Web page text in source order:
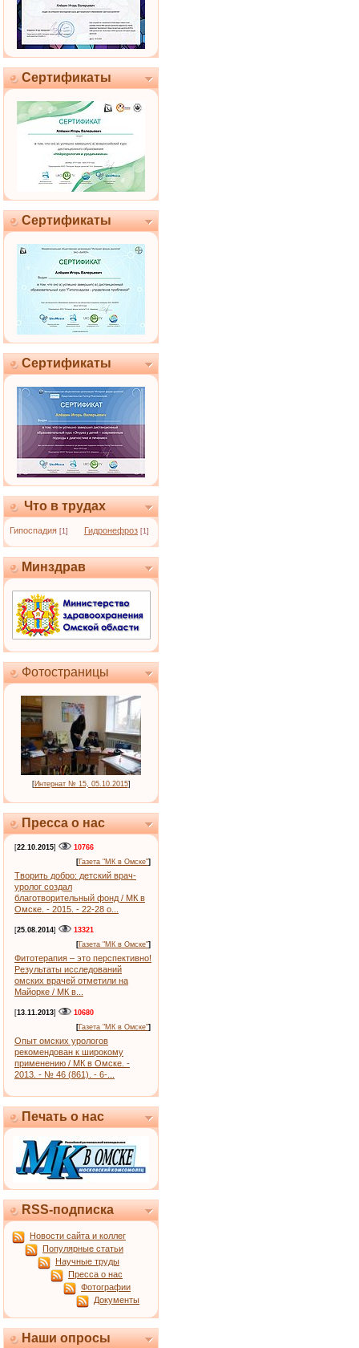
Сертификаты
Сертификаты
Сертификаты
Что в трудах
Гипоспадия [1] Гидронефроз [1]
Минздрав
Фотостраницы
[Интернат № 15, 05.10.2015]
Пресса о нас
[22.10.2015]
10766
[Газета "МК в Омске"]
Творить добро: детский врач-
уролог создал
благотворительный фонд / МК в
Омске. - 2015. - 22-28 о...
[25.08.2014]
13321
[Газета "МК в Омске"]
Фитотерапия – это перспективно!
Результаты исследований
омских врачей отметили на
Майорке / МК в...
[13.11.2013]
10680
[Газета "МК в Омске"]
Опыт омских урологов
рекомендован к широкому
применению / МК в Омске. -
2013. - № 46 (861). - 6-...
Печать о нас
RSS-подписка
Новости сайта и коллег
Популярные статьи
Научные труды
Пресса о нас
Фотографии
Документы
Наши опросы